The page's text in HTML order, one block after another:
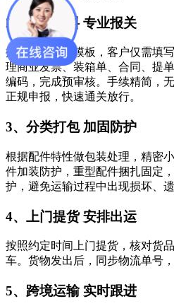
2、简化资料 专业报关
提供统一资料模板，客户仅需填
理商业发票、装箱单、合同、提
编码，完成预审核。手续精简，
正规申报，快速通关放行。
3、分类打包 加固防护
根据配件特性做包装处理，精密
件加装防护，重型配件捆扎固定
护，避免运输过程中出现损坏、遗
4、上门提货 安排出运
按照约定时间上门提货，核对货
车。货物发出后，同步物流单号
5、跨境运输 实时跟进